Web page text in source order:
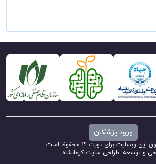
ورود پزشکان
وبسایت برای نوبت 19 محفوظ است.
و توسعه: طراحی سایت کرمانشاه